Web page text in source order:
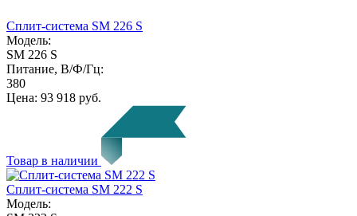
Сплит-система SM 226 S
Модель:
SM 226 S
Питание, В/Ф/Гц:
380
Цена: 93 918 руб.
Товар в наличии
Сплит-система SM 222 S
Модель: